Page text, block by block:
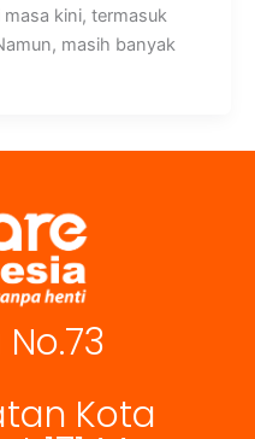
kini, termasuk
masih banyak
Kota